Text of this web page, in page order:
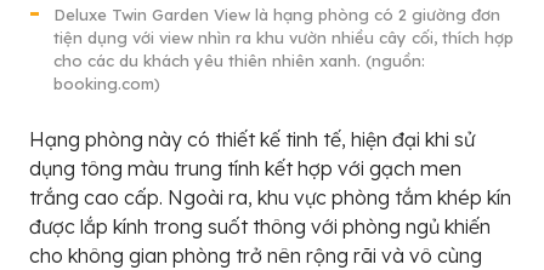
Deluxe Twin Garden View là hạng phòng có 2 giường đơn
tiện dụng với view nhìn ra khu vườn nhiều cây cối, thích hợp
cho các du khách yêu thiên nhiên xanh. (nguồn:
booking.com)
Hạng phòng này có thiết kế tinh tế, hiện đại khi sử
dụng tông màu trung tính kết hợp với gạch men
trắng cao cấp. Ngoài ra, khu vực phòng tắm khép kín
được lắp kính trong suốt thông với phòng ngủ khiến
cho không gian phòng trở nên rộng rãi và vô cùng